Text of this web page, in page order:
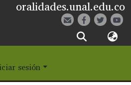
oralidades.unal.edu.co
sesión